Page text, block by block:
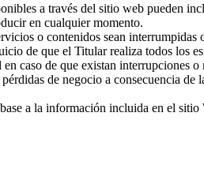
a través del sitio web pueden
en cualquier momento.
o contenidos sean
de que el Titular realiza todos los
caso de que existan interrupciones
de negocio a consecuencia
a la información incluida en el